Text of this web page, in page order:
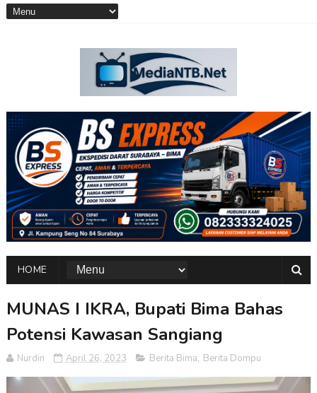
HOME
MUNAS I IKRA, Bupati Bima Bahas
Potensi Kawasan Sangiang
Nurdin April 26, 2023 Berita Bima, Berita Dompu